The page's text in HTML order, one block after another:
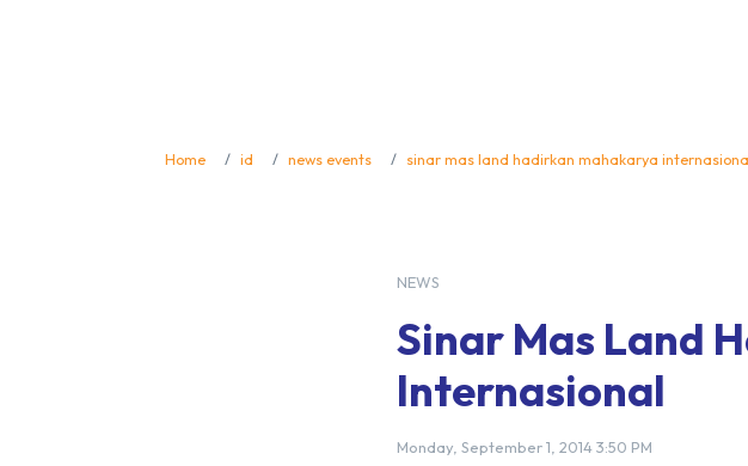
Home id news events sinar mas land hadirkan mahakarya
NEWS
Sinar Mas Land
Internasional
Monday, September 1, 2014 3:50 PM